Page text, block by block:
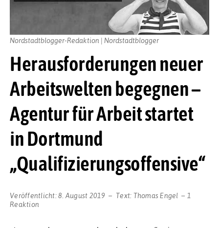
Herausforderungen neuer
Arbeitswelten begegnen –
Agentur für Arbeit startet
in Dortmund
„Qualifizierungsoffensive“
Veröffentlicht:8. August 2019 Text: Thomas Engel
1
Reaktion
Nordstadtblogger-Redaktion | Nordstadtblogger